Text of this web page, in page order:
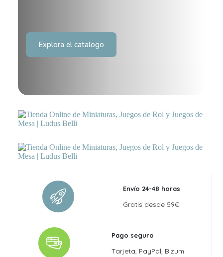
Explora el catalogo
Envío 24-48 horas
Gratis desde 59€
Pago seguro
Tarjeta, PayPal, Bizum